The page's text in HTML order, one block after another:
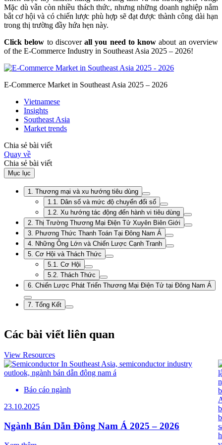
Mặc dù vẫn còn nhiều thách thức, nhưng những doanh nghiệp nắm
bắt cơ hội và có chiến lược phù hợp sẽ đạt được thành công dài hạn
trong thị trường đầy hứa hẹn này.
Clickbelow to discoverall you need to know about an overview
of the E-Commerce Industry in Southeast Asia 2025 – 2026!
E-Commerce Market in Southeast Asia 2025 – 2026
Vietnamese
Insights
Southeast Asia
Market trends
Chia sẻ bài viết
Quay về
Chia sẻ bài viết
Mục lục
1. Thương mại và xu hướng tiêu dùng
1.1. Dân số và mức độ chuyển đổi số
1.2. Xu hướng tác động đến hành vi tiêu dùng
2. Thị Trường Thương Mại Điện Tử Xuyên Biên Giới
3. Phương Thức Thanh Toán Tại Đông Nam Á
4. Những Ông Lớn và Chiến Lược Cạnh Tranh
5. Cơ Hội và Thách Thức
5.1. Cơ Hội
5.2. Thách Thức
6. Chiến Lược Phát Triển Thương Mại Điện Tử tại Đông Nam Á
7. Tổng Kết
Các bài viết liên quan
View Resources
Báo cáo ngành
23.10.2025
Ngành Bán Dẫn Đông Nam Á 2025 – 2026